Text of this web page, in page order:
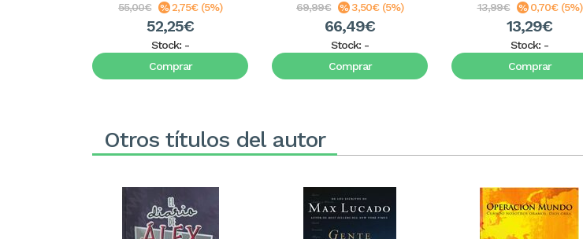
55,00€ 2,75€ (5%)
52,25€
Stock: -
Comprar
69,99€ 3,50€ (5%)
66,49€
Stock: -
Comprar
13,99€ 0,70€ (5%)
13,29€
Stock: -
Comprar
Otros títulos del autor